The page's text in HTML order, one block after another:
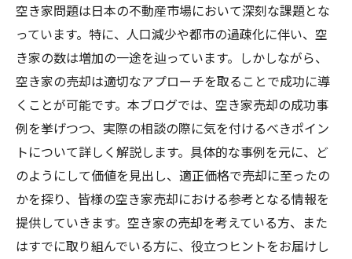
空き家問題は日本の不動産市場において深刻な課題とな
っています。特に、人口減少や都市の過疎化に伴い、空
き家の数は増加の一途を辿っています。しかしながら、
空き家の売却は適切なアプローチを取ることで成功に導
くことが可能です。本ブログでは、空き家売却の成功事
例を挙げつつ、実際の相談の際に気を付けるべきポイン
トについて詳しく解説します。具体的な事例を元に、ど
のようにして価値を見出し、適正価格で売却に至ったの
かを探り、皆様の空き家売却における参考となる情報を
提供していきます。空き家の売却を考えている方、また
はすでに取り組んでいる方に、役立つヒントをお届けし